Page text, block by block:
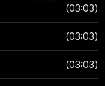
03:03
03:03
03:03